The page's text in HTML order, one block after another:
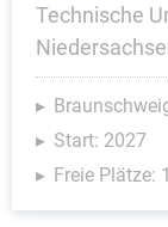
Technische
Start: 2027
Freie Plätze: 1